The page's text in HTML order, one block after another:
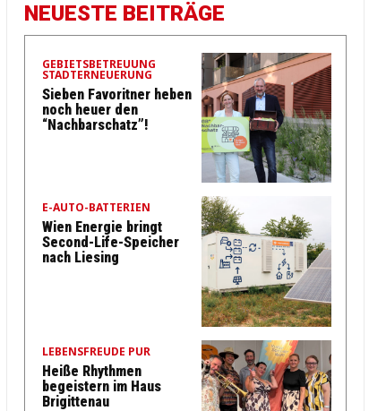
NEUESTE BEITRÄGE
GEBIETSBETREUUNG
STADTERNEUERUNG
Sieben Favoritner heben
noch heuer den
“Nachbarschatz”!
E-AUTO-BATTERIEN
Wien Energie bringt
Second-Life-Speicher
nach Liesing
LEBENSFREUDE PUR
Heiße Rhythmen
begeistern im Haus
Brigittenau